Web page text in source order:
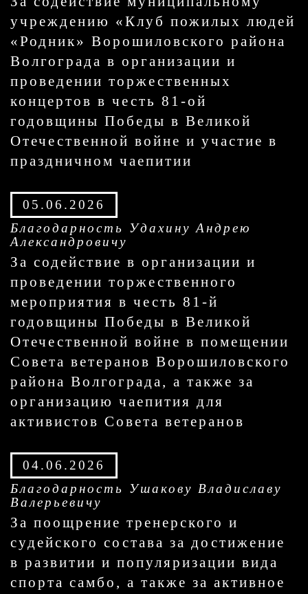
учреждению «Клуб пожилых людей
«Родник» Ворошиловского района
Волгограда в организации и
проведении торжественных
концертов в честь 81-ой
годовщины Победы в Великой
Отечественной войне и участие в
праздничном чаепитии
05.06.2026
Благодарность Удахину Андрею
Александровичу
За содействие в организации и
проведении торжественного
мероприятия в честь 81-й
годовщины Победы в Великой
Отечественной войне в помещении
Совета ветеранов Ворошиловского
района Волгограда, а также за
организацию чаепития для
активистов Совета ветеранов
04.06.2026
Благодарность Ушакову Владиславу
Валерьевичу
За поощрение тренерского и
судейского состава за достижение
в развитии и популяризации вида
спорта самбо, а также за активное